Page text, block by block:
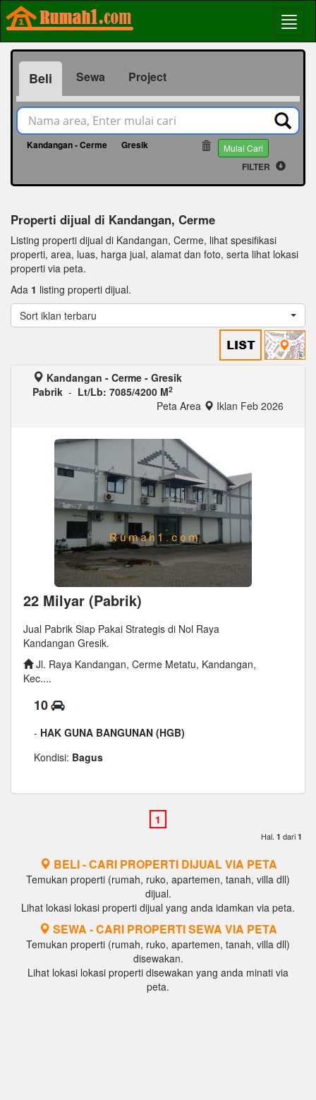
Beli Sewa Project
Kandangan - Cerme Gresik Mulai Cari
FILTER
Properti dijual di Kandangan, Cerme
Listing properti dijual di Kandangan, Cerme, lihat spesifikasi
properti, area, luas, harga jual, alamat dan foto, serta lihat lokasi
properti via peta.
Ada 1 listing properti dijual.
Sort iklan terbaru
Kandangan - Cerme - Gresik
Pabrik - Lt/Lb: 7085/4200 M2
Peta Area Iklan Feb 2026
22 Milyar (Pabrik)
Jual Pabrik Siap Pakai Strategis di Nol Raya
Kandangan Gresik.
Jl. Raya Kandangan, Cerme Metatu, Kandangan,
Kec....
10
- HAK GUNA BANGUNAN (HGB)
Kondisi: Bagus
Hal. 1 dari 1
BELI - CARI PROPERTI DIJUAL VIA PETA
Temukan properti (rumah, ruko, apartemen, tanah, villa dll)
dijual.
Lihat lokasi lokasi properti dijual yang anda idamkan via peta.
SEWA - CARI PROPERTI SEWA VIA PETA
Temukan properti (rumah, ruko, apartemen, tanah, villa dll)
disewakan.
Lihat lokasi lokasi properti disewakan yang anda minati via
peta.